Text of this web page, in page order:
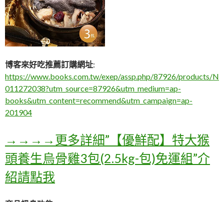
博客來好吃推薦訂購網址:
https://www.books.com.tw/exep/assp.php/87926/products/N
011272038?utm_source=87926&utm_medium=ap-
books&utm_content=recommend&utm_campaign=ap-
201904
→→→→更多詳細”【優鮮配】特大猴
頭養生烏骨雞3包(2.5kg-包)免運組”介
紹請點我